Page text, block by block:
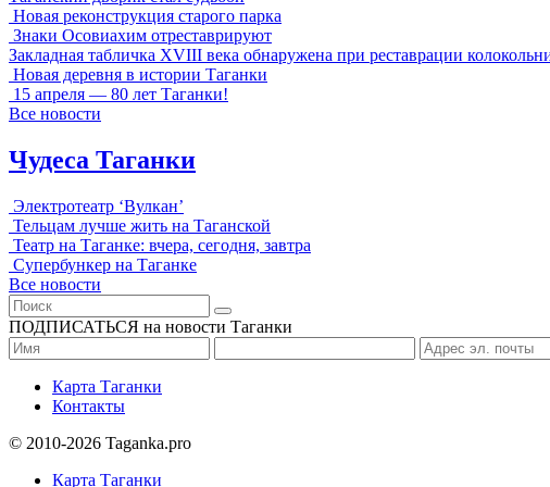
Новая реконструкция старого парка
Знаки Осовиахим отреставрируют
Закладная табличка XVIII века обнаружена при реставрации
Новая деревня в истории Таганки
15 апреля — 80 лет Таганки!
Все новости
Чудеса Таганки
Электротеатр ‘Вулкан’
Тельцам лучше жить на Таганской
Театр на Таганке: вчера, сегодня, завтра
Супербункер на Таганке
Все новости
ПОДПИСАТЬСЯ на новости Таганки
Карта Таганки
Контакты
© 2010-2026 Taganka.pro
Карта Таганки